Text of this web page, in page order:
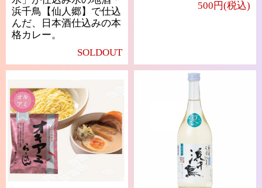
浜千鳥【仙人郷】で仕込
んだ、日本酒仕込みの本
格カレー。
SOLDOUT
500円(税込)